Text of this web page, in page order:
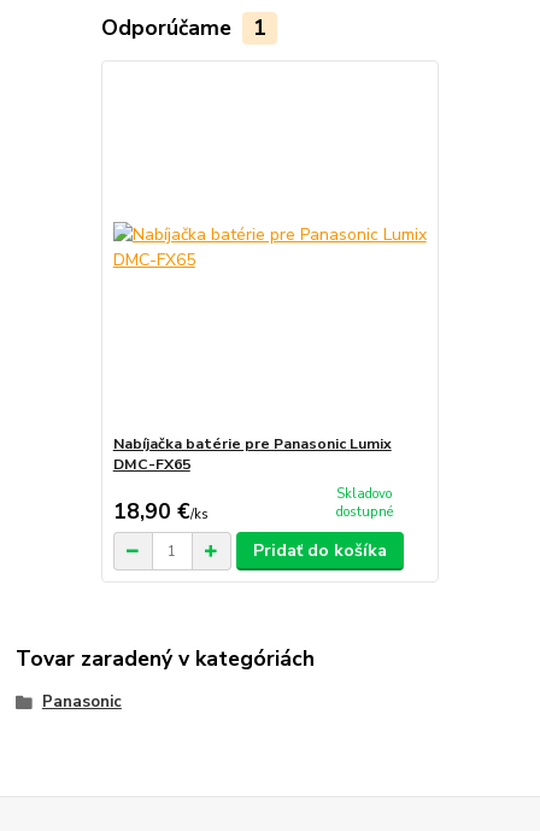
Odporúčame 1
Nabíjačka batérie pre Panasonic Lumix
DMC-FX65
18,90 €/ks
Skladovo
dostupné
Pridať do košíka
Tovar zaradený v kategóriách
Panasonic